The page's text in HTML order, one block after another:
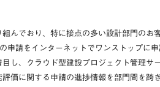
んでおり、特に接点の多い設計部門のお
申請をインターネットでワンストップに
し、クラウド型建設プロジェクト管理サ
価に関する申請の進捗情報を部門間を跨